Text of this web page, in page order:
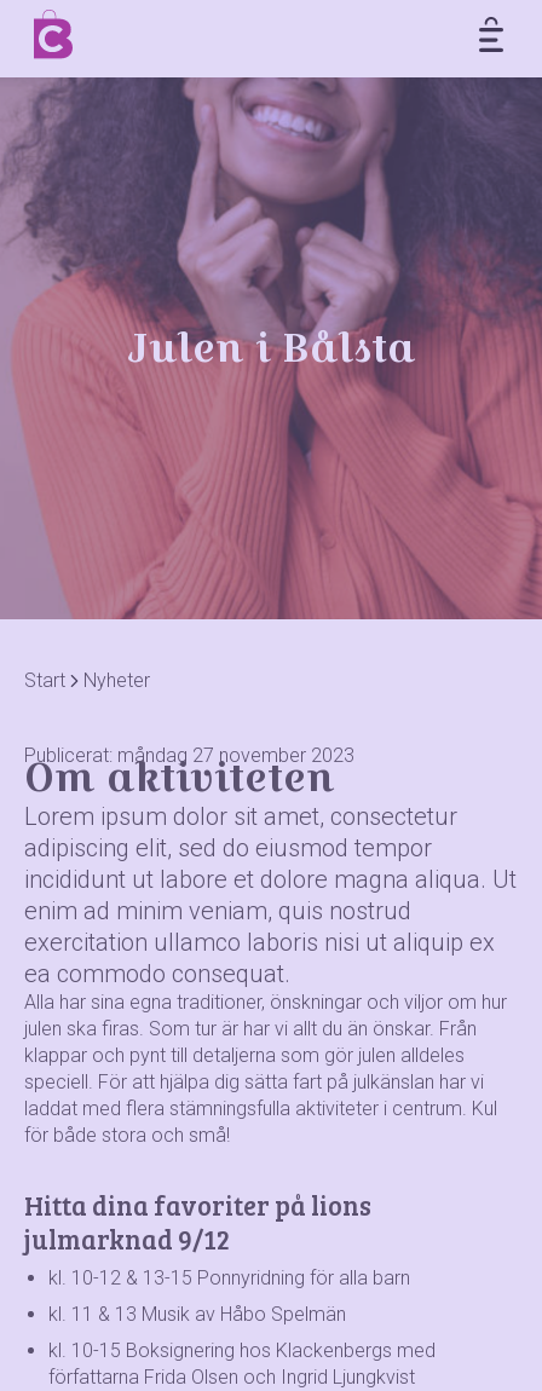
Hoppa till innehåll
Julen i Bålsta
Start Nyheter
Publicerat: måndag 27 november 2023
Om aktiviteten
Lorem ipsum dolor sit amet, consectetur
adipiscing elit, sed do eiusmod tempor
incididunt ut labore et dolore magna aliqua. Ut
enim ad minim veniam, quis nostrud
exercitation ullamco laboris nisi ut aliquip ex
ea commodo consequat.
Alla har sina egna traditioner, önskningar och viljor om hur
julen ska firas. Som tur är har vi allt du än önskar. Från
klappar och pynt till detaljerna som gör julen alldeles
speciell. För att hjälpa dig sätta fart på julkänslan har vi
laddat med flera stämningsfulla aktiviteter i centrum. Kul
för både stora och små!
Hitta dina favoriter på lions
julmarknad 9/12
kl. 10-12 & 13-15 Ponnyridning för alla barn
kl. 11 & 13 Musik av Håbo Spelmän
kl. 10-15 Boksignering hos Klackenbergs med
författarna Frida Olsen och Ingrid Ljungkvist